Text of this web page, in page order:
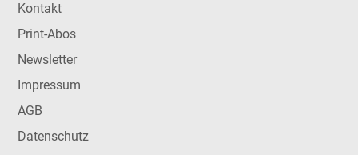
Kontakt
Print-Abos
Newsletter
Impressum
AGB
Datenschutz